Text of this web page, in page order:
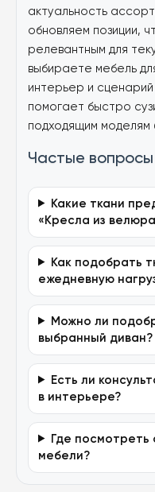
актуальность
обновляем позиции,
релевантным для
выбираете мебель
интерьер и
помогает быстро
подходящим моделям
Частые вопросы
Какие ткани
«Кресла из
Как подобрать
ежедневную
Можно ли
выбранный диван?
Есть ли
в интерьере?
Где
мебели?